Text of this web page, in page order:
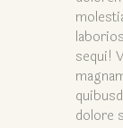
sequi!
dolore